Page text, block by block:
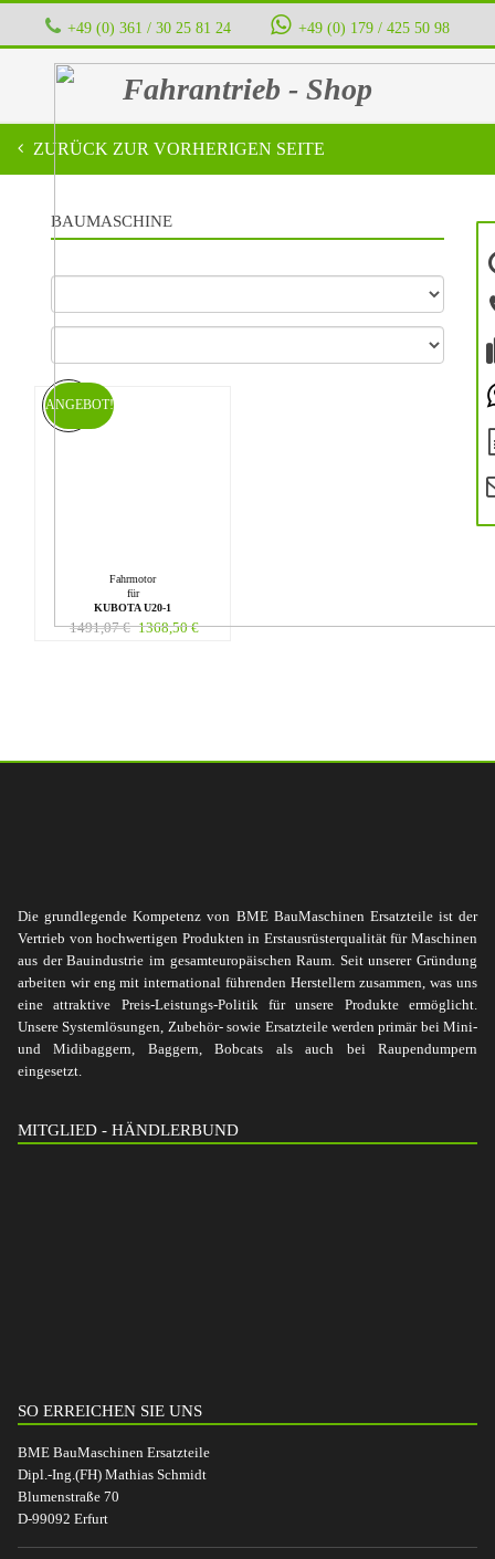
+49 (0) 361 / 30 25 81 24 ‭ ‭ ‭ ‭ +49 (0) 179 / 425 50 98
Fahrantrieb - Shop
ZURÜCK ZUR VORHERIGEN SEITE
BAUMASCHINE
Fahrmotor
für
KUBOTA U20-1
1491,07€ 1368,50€
ANGEBOT!
Die grundlegende Kompetenz von BME BauMaschinen Ersatzteile ist der
Vertrieb von hochwertigen Produkten in Erstausrüsterqualität für Maschinen
aus der Bauindustrie im gesamteuropäischen Raum. Seit unserer Gründung
arbeiten wir eng mit international führenden Herstellern zusammen, was uns
eine attraktive Preis-Leistungs-Politik für unsere Produkte ermöglicht.
Unsere Systemlösungen, Zubehör- sowie Ersatzteile werden primär bei Mini-
und Midibaggern, Baggern, Bobcats als auch bei Raupendumpern
eingesetzt.
MITGLIED - HÄNDLERBUND
SO ERREICHEN SIE UNS
BME BauMaschinen Ersatzteile
Dipl.-Ing.(FH) Mathias Schmidt
Blumenstraße 70
D-99092 Erfurt